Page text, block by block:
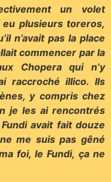
un volet
plusieurs toreros,
n’avait pas la place
commencer par la
Chopera qui n’y
raccroché illico. Ils
y compris chez
je les ai rencontrés
avait fait douze
me suis pas gêné
foi, le Fundi, ça ne